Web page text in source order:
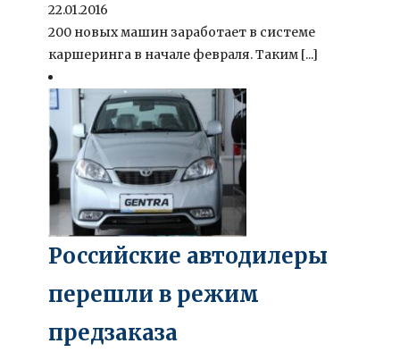
22.01.2016
200 новых машин заработает в системе
каршеринга в начале февраля. Таким [...]
Российские автодилеры
перешли в режим
предзаказа